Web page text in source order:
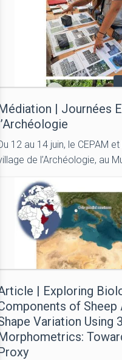
| Journées
12 au 14 juin, le CEPAM
de l’Archéologie, au
| Exploring
of Sheep
Variation Using